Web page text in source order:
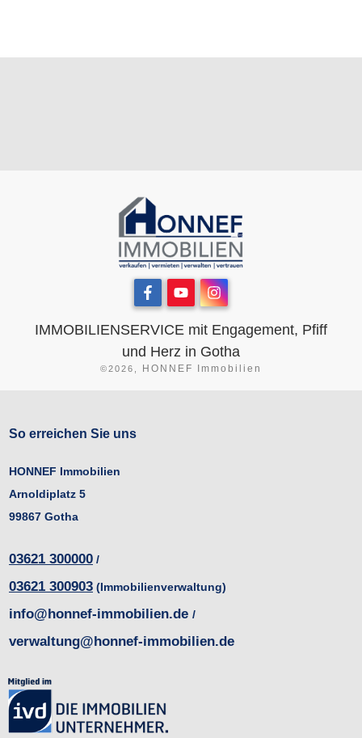
IMMOBILIENSERVICE mit Engagement, Pfiff
und Herz in Gotha
©2026 HONNEF Immobilien
So erreichen Sie uns
HONNEF Immobilien
Arnoldiplatz 5
99867 Gotha
03621 300000 /
03621 300903 (Immobilienverwaltung)
info@honnef-immobilien.de /
verwaltung@honnef-immobilien.de